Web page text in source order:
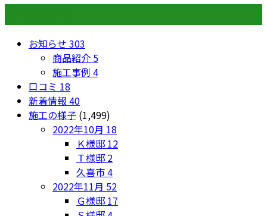
お知らせ 303
商品紹介 5
施工事例 4
口コミ 18
新着情報 40
施工の様子 (1,499)
2022年10月 18
Ｋ様邸 12
Ｔ様邸 2
久喜市4
2022年11月 52
Ｇ様邸 17